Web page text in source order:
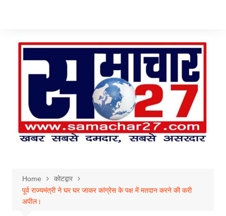
Home
कोटद्वार
पूर्व राज्यमंत्री ने घर घर जाकर कांग्रेस के पक्ष में मतदान करने की करी
अपील।